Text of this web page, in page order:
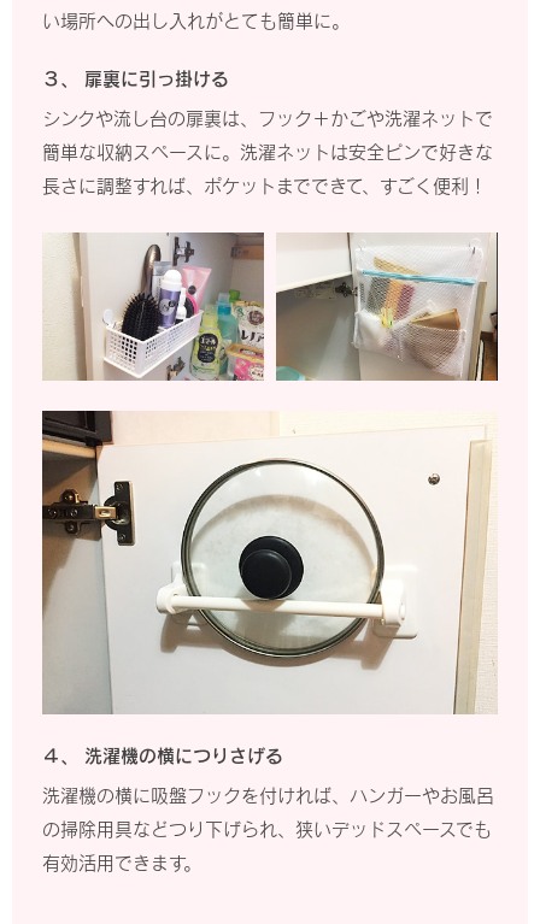
い場所への出し入れがとても簡単に。
３、 扉裏に引っ掛ける
シンクや流し台の扉裏は、フック＋かごや洗濯ネットで
簡単な収納スペースに。洗濯ネットは安全ピンで好きな
長さに調整すれば、ポケットまでできて、すごく便利！
４、 洗濯機の横につりさげる
洗濯機の横に吸盤フックを付ければ、ハンガーやお風呂
の掃除用具などつり下げられ、狭いデッドスペースでも
有効活用できます。